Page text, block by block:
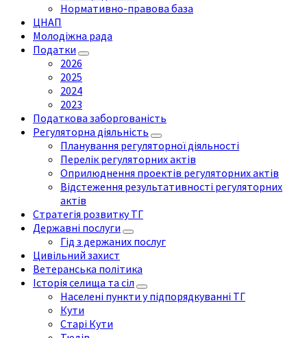
Нормативно-правова база
ЦНАП
Молодіжна рада
Податки
2026
2025
2024
2023
Податкова заборгованість
Регуляторна діяльність
Планування регуляторної діяльності
Перелік регуляторних актів
Оприлюднення проектів регуляторних актів
Відстеження результативності регуляторних
актів
Стратегія розвитку ТГ
Державні послуги
Гід з держаних послуг
Цивільний захист
Ветеранська політика
Історія селища та сіл
Населені пункти у підпорядкуванні ТГ
Кути
Старі Кути